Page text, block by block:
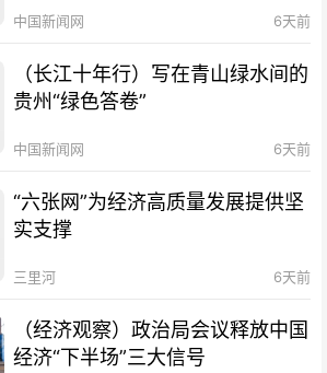
中国新闻网 6天前
（长江十年行）写在青山绿水间的
贵州“绿色答卷”
中国新闻网 6天前
“六张网”为经济高质量发展提供坚
实支撑
三里河 6天前
（经济观察）政治局会议释放中国
经济“下半场”三大信号